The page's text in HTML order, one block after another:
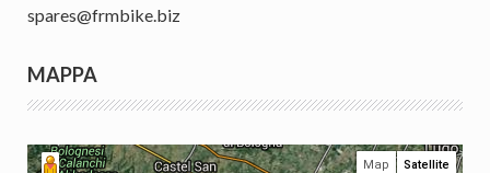
spares@frmbike.biz
MAPPA
Map Satellite